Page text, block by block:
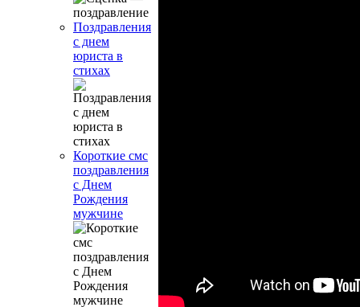
Поздравления
с днем
юриста в
стихах
Короткие смс
поздравления
с Днем
Рождения
мужчине